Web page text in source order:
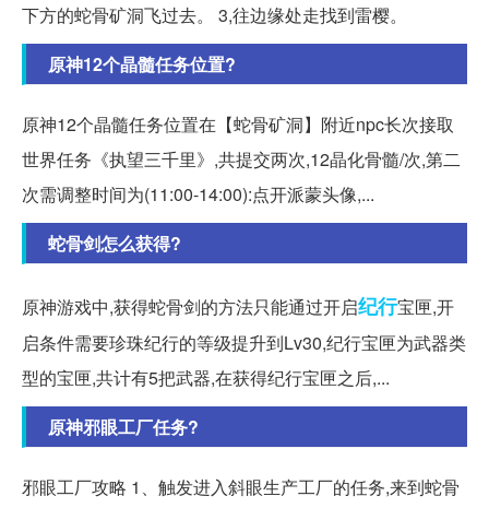
下方的蛇骨矿洞飞过去。 3,往边缘处走找到雷樱。
原神12个晶髓任务位置?
原神12个晶髓任务位置在【蛇骨矿洞】附近npc长次接取
世界任务《执望三千里》,共提交两次,12晶化骨髓/次,第二
次需调整时间为(11:00-14:00):点开派蒙头像,...
蛇骨剑怎么获得?
原神游戏中,获得蛇骨剑的方法只能通过开启纪行宝匣,开
启条件需要珍珠纪行的等级提升到Lv30,纪行宝匣为武器类
型的宝匣,共计有5把武器,在获得纪行宝匣之后,...
原神邪眼工厂任务?
邪眼工厂攻略 1、触发进入斜眼生产工厂的任务,来到蛇骨